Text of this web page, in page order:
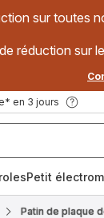
sur toutes
réduction sur
en 3 jours
Petit
Patin de plaque